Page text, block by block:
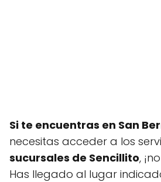
Si te encuentras en San
necesitas acceder a los
sucursales de Sencillito,
Has llegado al lugar